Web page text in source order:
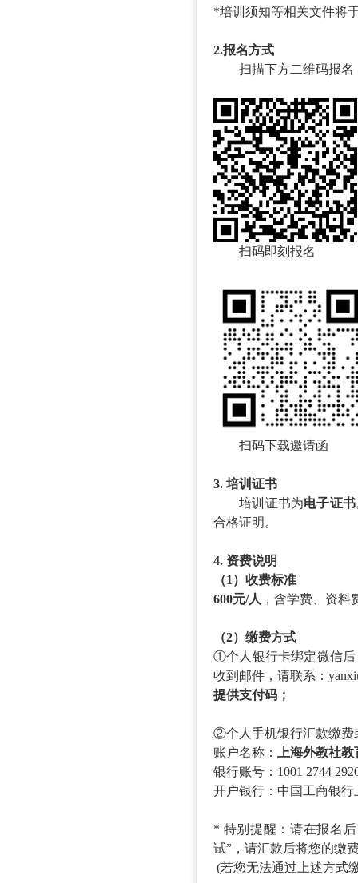
*培训须知等相关文件将
2.报名方式
扫描下方二维码报
扫码即刻报名
扫码下载邀请函
3. 培训证书
培训证书为电子证书
合格证明。
4. 资费说明
（1）收费标准
600元/人 ，含学费、资
（2）缴费方式
①个人银行卡绑定微信后
收到邮件，请联系：
提供支付码；
②个人手机银行汇款缴费
账户名称：
上海外教社
银行账号： 1001 2744
开户银行：中国工商银
* 特别提醒：请在报名
试”，请汇款后将您的缴
(若您无法通过上述方式